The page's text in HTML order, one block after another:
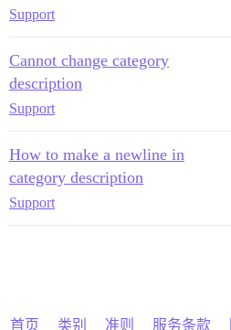
Support
Cannot change category
description
Support
How to make a newline in
category description
Support
首页 类别 准则 服务条款